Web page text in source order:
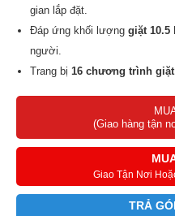
gian lắp đặt.
Đáp ứng khối lượng giặt 10.5
người.
Trang bị 16 chương trình giặt
Máy vận hành êm ái, tiết
Vệ sinh lồng giặt bằng nước
Loại bỏ vi khuẩn, quần áo
Chức nănggiặt chống nhăn
(Giao hàng tận
Giao Tận Nơi
TRẢ